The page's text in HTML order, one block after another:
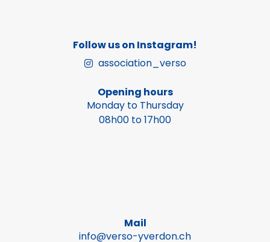
Follow us on Instagram!
association_verso
Opening hours
Monday to Thursday
08h00 to 17h00
Mail
info@verso-yverdon.ch